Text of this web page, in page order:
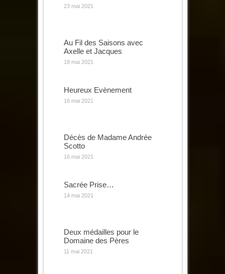
23 mai 2021
Au Fil des Saisons avec
Axelle et Jacques
18 mai 2021
Heureux Evènement
16 mai 2021
Décès de Madame Andrée
Scotto
16 mai 2021
Sacrée Prise…
14 mai 2021
Deux médailles pour le
Domaine des Pères
11 mai 2021